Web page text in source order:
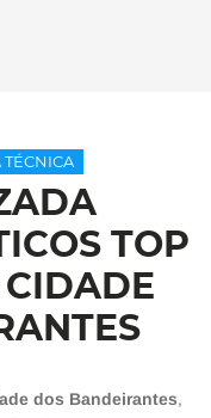
TÉCNICA
TOP
dos Bandeirantes,